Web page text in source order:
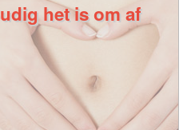
het is om af